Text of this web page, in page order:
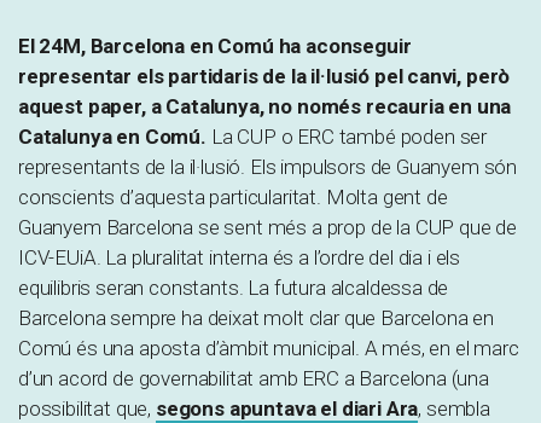
El 24M, Barcelona en Comú ha aconseguir
representar els partidaris de la il·lusió pel canvi, però
aquest paper, a Catalunya, no només recauria en una
Catalunya en Comú. La CUP o ERC també poden ser
representants de la il·lusió. Els impulsors de Guanyem són
conscients d’aquesta particularitat. Molta gent de
Guanyem Barcelona se sent més a prop de la CUP que de
ICV-EUiA. La pluralitat interna és a l’ordre del dia i els
equilibris seran constants. La futura alcaldessa de
Barcelona sempre ha deixat molt clar que Barcelona en
Comú és una aposta d’àmbit municipal. A més, en el marc
d’un acord de governabilitat amb ERC a Barcelona (una
possibilitat que, segons apuntava el diari Ara, sembla